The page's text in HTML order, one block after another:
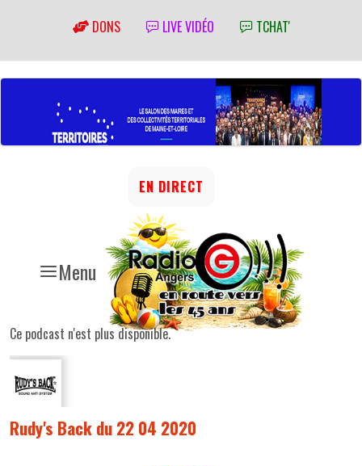
DONS LIVE VIDÉO TCHAT'
Menu
EN DIRECT
Ce podcast n'est plus disponible.
Rudy's Back du 22 04 2020